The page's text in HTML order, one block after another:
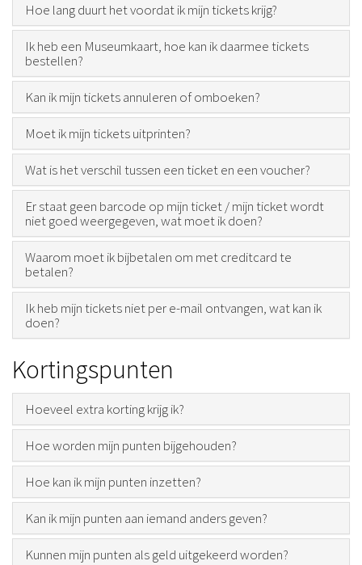
Hoe lang duurt het voordat ik mijn tickets krijg?
Ik heb een Museumkaart, hoe kan ik daarmee tickets
bestellen?
Kan ik mijn tickets annuleren of omboeken?
Moet ik mijn tickets uitprinten?
Wat is het verschil tussen een ticket en een voucher?
Er staat geen barcode op mijn ticket / mijn ticket wordt
niet goed weergegeven, wat moet ik doen?
Waarom moet ik bijbetalen om met creditcard te
betalen?
Ik heb mijn tickets niet per e-mail ontvangen, wat kan ik
doen?
Kortingspunten
Hoeveel extra korting krijg ik?
Hoe worden mijn punten bijgehouden?
Hoe kan ik mijn punten inzetten?
Kan ik mijn punten aan iemand anders geven?
Kunnen mijn punten als geld uitgekeerd worden?